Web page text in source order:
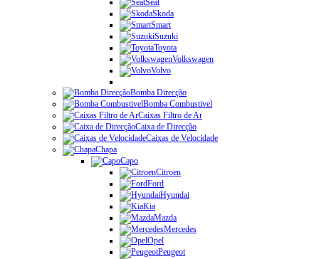
Seat
Skoda
Smart
Suzuki
Toyota
Volkswagen
Volvo
Bomba Direcção
Bomba Combustivel
Caixas Filtro de Ar
Caixa de Direcção
Caixas de Velocidade
Chapa
Capo
Citroen
Ford
Hyundai
Kia
Mazda
Mercedes
Opel
Peugeot